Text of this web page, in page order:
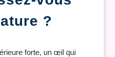
?
forte, un œil qui